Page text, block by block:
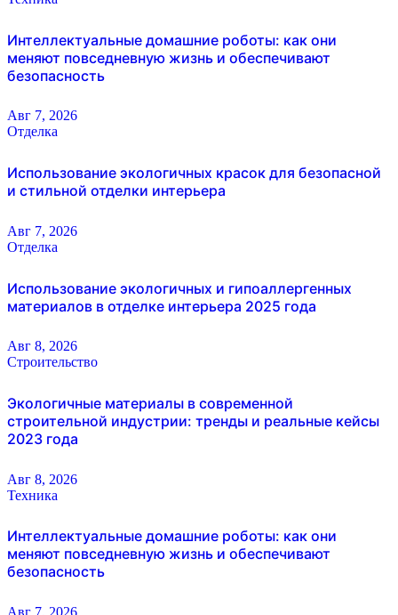
Интеллектуальные домашние роботы: как они
меняют повседневную жизнь и обеспечивают
безопасность
Авг 7, 2026
Отделка
Использование экологичных красок для безопасной
и стильной отделки интерьера
Авг 7, 2026
Отделка
Использование экологичных и гипоаллергенных
материалов в отделке интерьера 2025 года
Авг 8, 2026
Строительство
Экологичные материалы в современной
строительной индустрии: тренды и реальные кейсы
2023 года
Авг 8, 2026
Техника
Интеллектуальные домашние роботы: как они
меняют повседневную жизнь и обеспечивают
безопасность